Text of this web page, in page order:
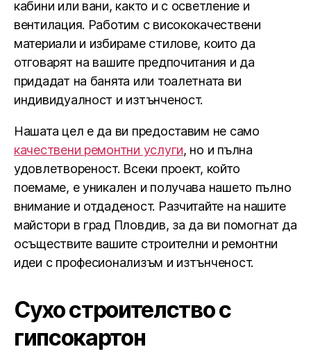
кабини или вани, както и с осветление и
вентилация. Работим с висококачествени
материали и избираме стилове, които да
отговарят на вашите предпочитания и да
придадат на банята или тоалетната ви
индивидуалност и изтънченост.
Нашата цел е да ви предоставим не само
качествени ремонтни услуги, но и пълна
удовлетвореност. Всеки проект, който
поемаме, е уникален и получава нашето пълно
внимание и отдаденост. Разчитайте на нашите
майстори в град Пловдив, за да ви помогнат да
осъществите вашите строителни и ремонтни
идеи с професионализъм и изтънченост.
Сухо строителство с
гипсокартон